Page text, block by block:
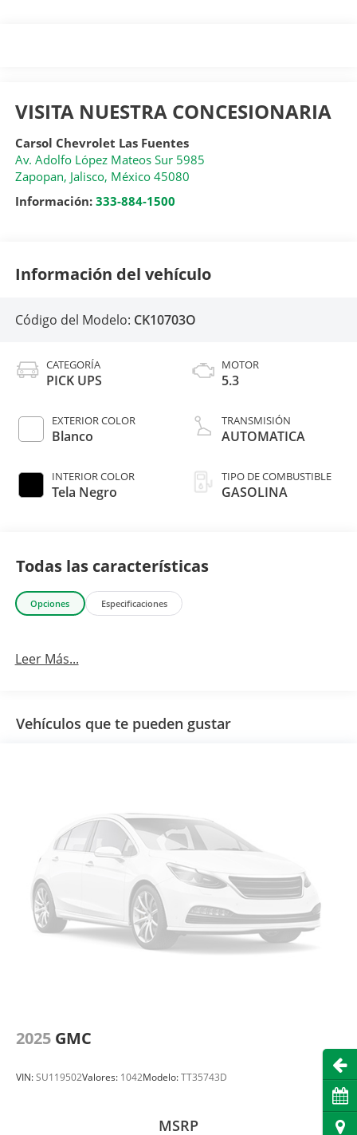
VISITA NUESTRA CONCESIONARIA
Carsol Chevrolet Las Fuentes
Av. Adolfo López Mateos Sur 5985
Zapopan, Jalisco, México 45080
Información: 333-884-1500
Información del vehículo
Código del Modelo: CK10703O
CATEGORÍA
PICK UPS
EXTERIOR COLOR
Blanco
INTERIOR COLOR
Tela Negro
MOTOR
5.3
TRANSMISIÓN
AUTOMATICA
TIPO DE COMBUSTIBLE
GASOLINA
Todas las características
Opciones Especificaciones
Leer Más...
Vehículos que te pueden gustar
2025 GMC
VIN:SU119502Valores: 1042Modelo:TT35743D
MSRP